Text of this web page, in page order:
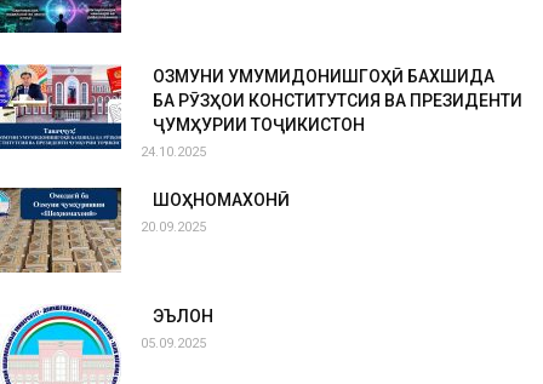
ОЗМУНИ УМУМИДОНИШГОҲӢ БАХШИДА
БА РӮЗҲОИ КОНСТИТУТСИЯ ВА ПРЕЗИДЕНТИ
ҶУМҲУРИИ ТОҶИКИСТОН
24.10.2025
ШОҲНОМАХОНӢ
20.09.2025
ЭЪЛОН
05.09.2025